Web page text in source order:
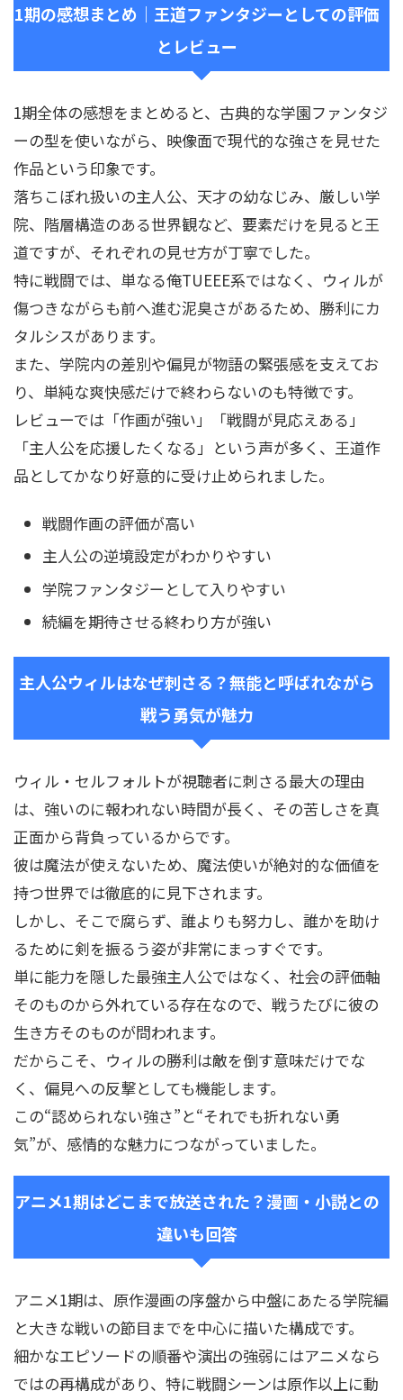
1期の感想まとめ｜王道ファンタジーとしての評価
とレビュー
1期全体の感想をまとめると、古典的な学園ファンタジ
ーの型を使いながら、映像面で現代的な強さを見せた
作品という印象です。
落ちこぼれ扱いの主人公、天才の幼なじみ、厳しい学
院、階層構造のある世界観など、要素だけを見ると王
道ですが、それぞれの見せ方が丁寧でした。
特に戦闘では、単なる俺TUEEE系ではなく、ウィルが
傷つきながらも前へ進む泥臭さがあるため、勝利にカ
タルシスがあります。
また、学院内の差別や偏見が物語の緊張感を支えてお
り、単純な爽快感だけで終わらないのも特徴です。
レビューでは「作画が強い」「戦闘が見応えある」
「主人公を応援したくなる」という声が多く、王道作
品としてかなり好意的に受け止められました。
戦闘作画の評価が高い
主人公の逆境設定がわかりやすい
学院ファンタジーとして入りやすい
続編を期待させる終わり方が強い
主人公ウィルはなぜ刺さる？無能と呼ばれながら
戦う勇気が魅力
ウィル・セルフォルトが視聴者に刺さる最大の理由
は、強いのに報われない時間が長く、その苦しさを真
正面から背負っているからです。
彼は魔法が使えないため、魔法使いが絶対的な価値を
持つ世界では徹底的に見下されます。
しかし、そこで腐らず、誰よりも努力し、誰かを助け
るために剣を振るう姿が非常にまっすぐです。
単に能力を隠した最強主人公ではなく、社会の評価軸
そのものから外れている存在なので、戦うたびに彼の
生き方そのものが問われます。
だからこそ、ウィルの勝利は敵を倒す意味だけでな
く、偏見への反撃としても機能します。
この“認められない強さ”と“それでも折れない勇
気”が、感情的な魅力につながっていました。
アニメ1期はどこまで放送された？漫画・小説との
違いも回答
アニメ1期は、原作漫画の序盤から中盤にあたる学院編
と大きな戦いの節目までを中心に描いた構成です。
細かなエピソードの順番や演出の強弱にはアニメなら
ではの再構成があり、特に戦闘シーンは原作以上に動